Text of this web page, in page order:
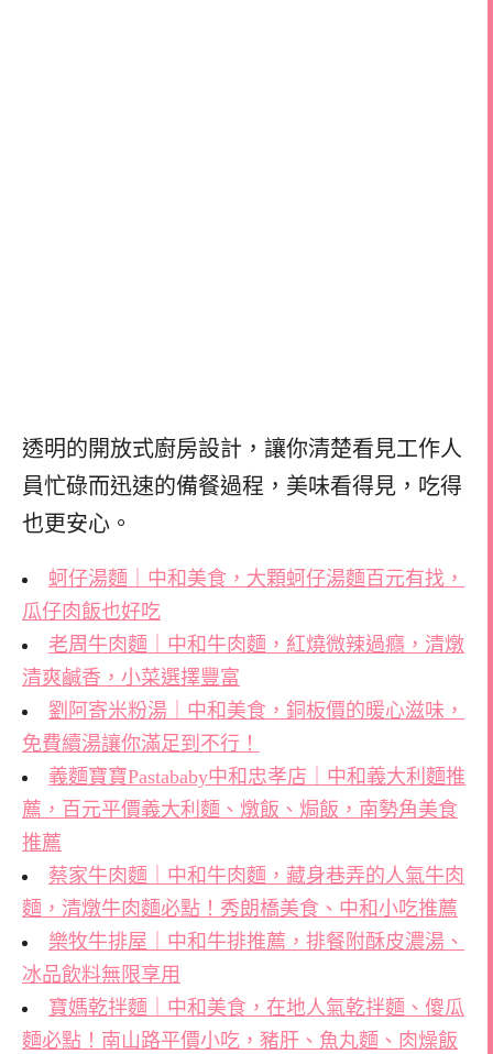
透明的開放式廚房設計，讓你清楚看見工作人
員忙碌而迅速的備餐過程，美味看得見，吃得
也更安心。
蚵仔湯麵｜中和美食，大顆蚵仔湯麵百元有找，
瓜仔肉飯也好吃
老周牛肉麵｜中和牛肉麵，紅燒微辣過癮，清燉
清爽鹹香，小菜選擇豐富
劉阿寄米粉湯｜中和美食，銅板價的暖心滋味，
免費續湯讓你滿足到不行！
義麵寶寶Pastababy中和忠孝店｜中和義大利麵推
薦，百元平價義大利麵、燉飯、焗飯，南勢角美食
推薦
蔡家牛肉麵｜中和牛肉麵，藏身巷弄的人氣牛肉
麵，清燉牛肉麵必點！秀朗橋美食、中和小吃推薦
樂牧牛排屋｜中和牛排推薦，排餐附酥皮濃湯、
冰品飲料無限享用
寶媽乾拌麵｜中和美食，在地人氣乾拌麵、傻瓜
麵必點！南山路平價小吃，豬肝、魚丸麵、肉燥飯